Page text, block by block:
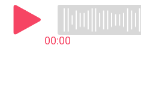
00:00